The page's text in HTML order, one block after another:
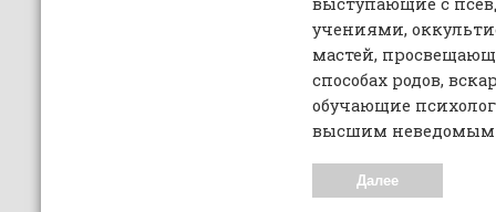
учениями,
мастей,
способах родов,
обучающие
высшим неведомым
Далее